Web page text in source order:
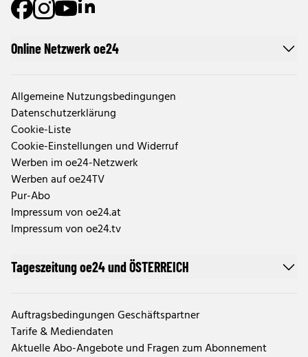
Online Netzwerk oe24
Allgemeine Nutzungsbedingungen
Datenschutzerklärung
Cookie-Liste
Cookie-Einstellungen und Widerruf
Werben im oe24-Netzwerk
Werben auf oe24TV
Pur-Abo
Impressum von oe24.at
Impressum von oe24.tv
Tageszeitung oe24 und ÖSTERREICH
Auftragsbedingungen Geschäftspartner
Tarife & Mediendaten
Aktuelle Abo-Angebote und Fragen zum Abonnement